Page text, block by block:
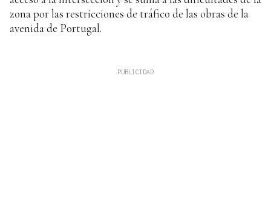
zona por las restricciones de tráfico de las obras de la
avenida de Portugal.